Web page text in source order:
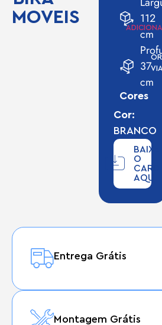
MOVEIS
112
cm
37
cm
Cores
Cor:
BRANCO
BAIXE
O
CARD
AQUI
Entrega Grátis
Montagem Grátis